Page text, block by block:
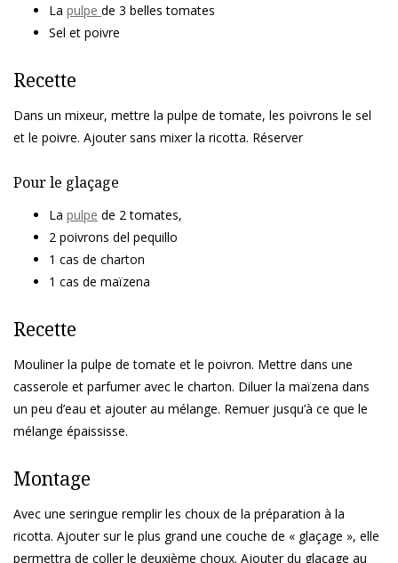
La pulpe de 3 belles tomates
Sel et poivre
Recette
Dans un mixeur, mettre la pulpe de tomate, les poivrons le sel
et le poivre. Ajouter sans mixer la ricotta. Réserver
Pour le glaçage
La pulpe de 2 tomates,
2 poivrons del pequillo
1 cas de charton
1 cas de maïzena
Recette
Mouliner la pulpe de tomate et le poivron. Mettre dans une
casserole et parfumer avec le charton. Diluer la maïzena dans
un peu d’eau et ajouter au mélange. Remuer jusqu’à ce que le
mélange épaississe.
Montage
Avec une seringue remplir les choux de la préparation à la
ricotta. Ajouter sur le plus grand une couche de « glaçage », elle
permettra de coller le deuxième choux. Ajouter du glaçage au